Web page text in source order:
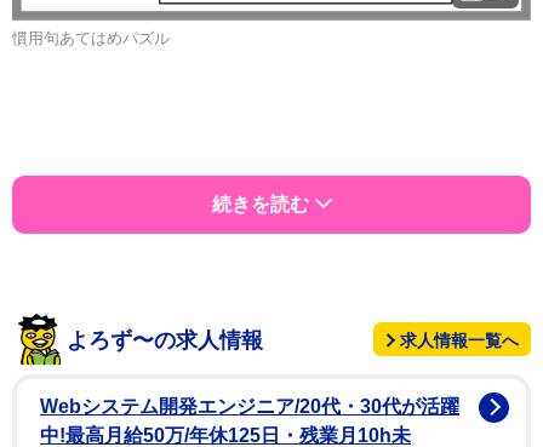
慣用句あてはめパズル
続きを読む
よろず〜の求人情報 求人情報一覧へ
Webシステム開発エンジニア/20代・30代が活躍
中!最高月給50万/年休125日・残業月10h未